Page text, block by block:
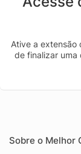
Ative a extensão
de finalizar uma
Sobre o Melhor